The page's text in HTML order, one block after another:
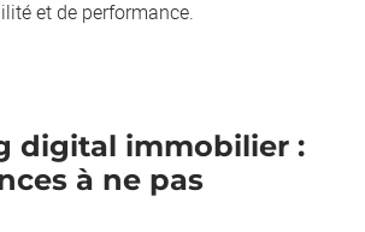
et de performance.
digital immobilier :
à ne pas